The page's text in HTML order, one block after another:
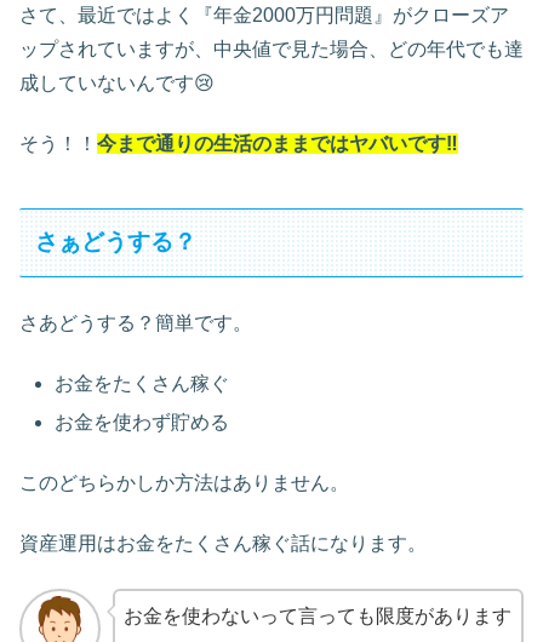
さて、最近ではよく『年金2000万円問題』がクローズア
ップされていますが、中央値で見た場合、どの年代でも達
成していないんです😢
そう！！ 今まで通りの生活のままではヤバいです‼
さぁどうする？
さあどうする？簡単です。
お金をたくさん稼ぐ
お金を使わず貯める
このどちらかしか方法はありません。
資産運用はお金をたくさん稼ぐ話になります。
お金を使わないって言っても限度があります